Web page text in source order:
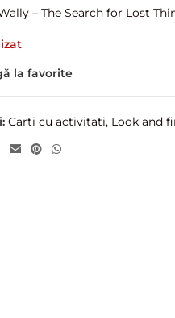
– The Search for Lost
la favorite
Carti cu activitati, Look and